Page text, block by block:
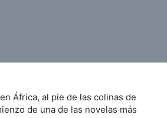
África, al pie de las colinas de
de una de las novelas más